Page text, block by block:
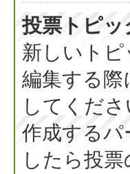
投票トピッ
新しいト
編集する際
してくだ
作成する
したら投